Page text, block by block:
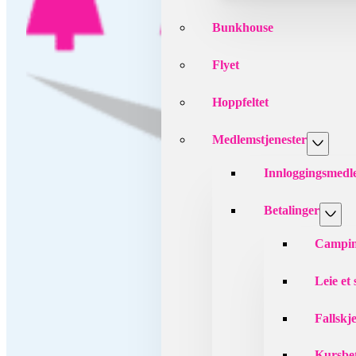
Bunkhouse
Flyet
Hoppfeltet
Medlemstjenester
Betalinger
Leie et